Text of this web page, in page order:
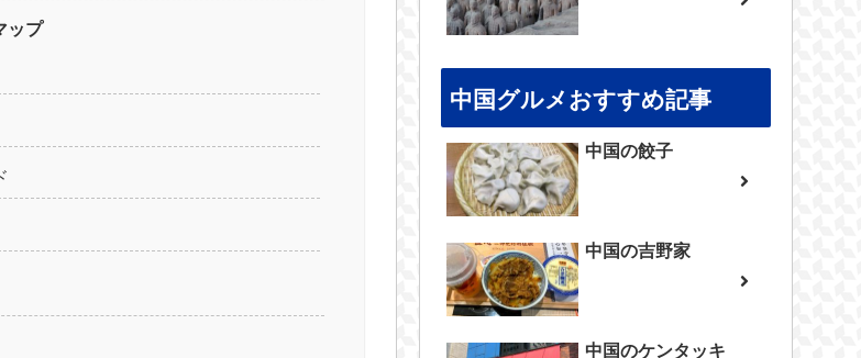
ップ
中国グルメおすすめ記事
中国の餃子
中国の吉野家
中国のケンタッキ